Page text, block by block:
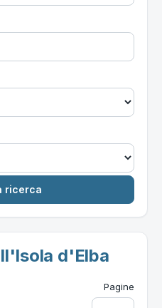
d'Elba
Pagine